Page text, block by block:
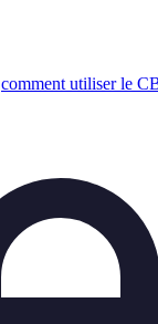
comment utiliser le